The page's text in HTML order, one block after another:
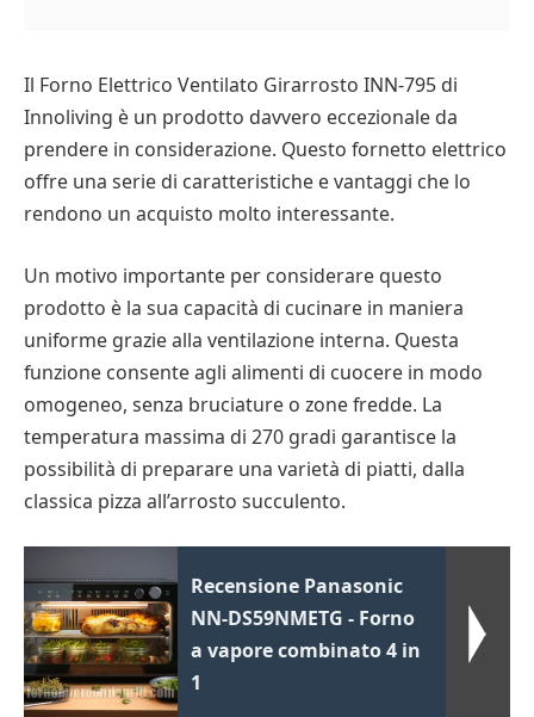
Il Forno Elettrico Ventilato Girarrosto INN-795 di
Innoliving è un prodotto davvero eccezionale da
prendere in considerazione. Questo fornetto elettrico
offre una serie di caratteristiche e vantaggi che lo
rendono un acquisto molto interessante.
Un motivo importante per considerare questo
prodotto è la sua capacità di cucinare in maniera
uniforme grazie alla ventilazione interna. Questa
funzione consente agli alimenti di cuocere in modo
omogeneo, senza bruciature o zone fredde. La
temperatura massima di 270 gradi garantisce la
possibilità di preparare una varietà di piatti, dalla
classica pizza all’arrosto succulento.
Recensione Panasonic
NN-DS59NMETG - Forno
a vapore combinato 4 in
1